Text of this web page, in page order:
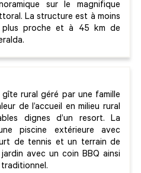
sur le magnifique
La structure est à moins
proche et à 45 km de
rural géré par une famille
de l’accueil en milieu rural
dignes d’un resort. La
piscine extérieure avec
de tennis et un terrain de
avec un coin BBQ ainsi